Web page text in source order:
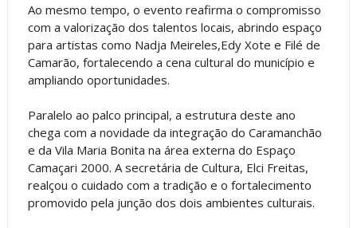
Ao mesmo tempo, o evento reafirma o compromisso
com a valorização dos talentos locais, abrindo espaço
para artistas como Nadja Meireles,Edy Xote e Filé de
Camarão, fortalecendo a cena cultural do município e
ampliando oportunidades.
Paralelo ao palco principal, a estrutura deste ano
chega com a novidade da integração do Caramanchão
e da Vila Maria Bonita na área externa do Espaço
Camaçari 2000. A secretária de Cultura, Elci Freitas,
realçou o cuidado com a tradição e o fortalecimento
promovido pela junção dos dois ambientes culturais.